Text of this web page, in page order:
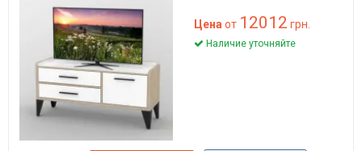
Цена от 12012 грн.
Наличие уточняйте